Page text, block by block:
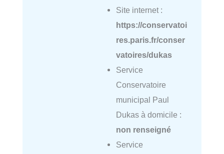
Site internet :
https://conservatoi
res.paris.fr/conser
vatoires/dukas
Service
Conservatoire
municipal Paul
Dukas à domicile :
non renseigné
Service